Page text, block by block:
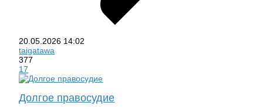
20.05.2026 14:02
taigatawa
377
17
Долгое правосудие